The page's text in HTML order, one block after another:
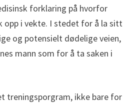
forklaring på hvorfor
opp i vekte. I stedet for å la sitt
og potensielt dødelige veien,
mann som for å ta saken i
treningsporgram, ikke bare for